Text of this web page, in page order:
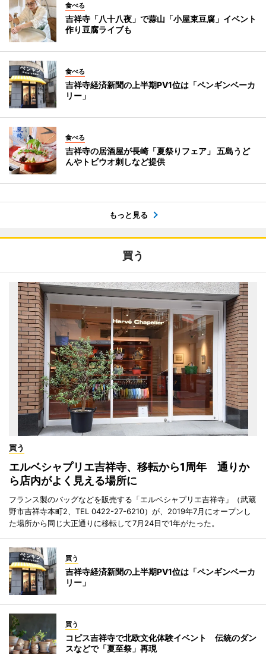
食べる
吉祥寺「八十八夜」で蒜山「小屋束豆腐」イベント
作り豆腐ライブも
食べる
吉祥寺経済新聞の上半期PV1位は「ペンギンベーカ
リー」
食べる
吉祥寺の居酒屋が長崎「夏祭りフェア」 五島うど
んやトビウオ刺しなど提供
もっと見る
買う
買う
エルベシャプリエ吉祥寺、移転から1周年 通りか
ら店内がよく見える場所に
フランス製のバッグなどを販売する「エルベシャプリエ吉祥寺」（武蔵
野市吉祥寺本町2、TEL 0422-27-6210）が、2019年7月にオープンし
た場所から同じ大正通りに移転して7月24日で1年がたった。
買う
吉祥寺経済新聞の上半期PV1位は「ペンギンベーカ
リー」
買う
コピス吉祥寺で北欧文化体験イベント 伝統のダン
スなどで「夏至祭」再現